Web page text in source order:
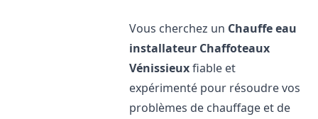
Vous cherchez un Chauffe eau
installateur Chaffoteaux
Vénissieuxfiable et
expérimenté pour résoudre vos
problèmes de chauffage et de